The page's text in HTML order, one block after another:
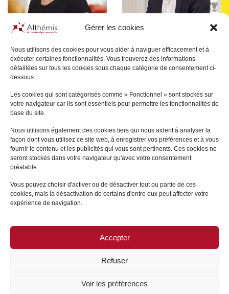
Gérer les cookies
Nous utilisons des cookies pour vous aider à naviguer efficacement et à
exécuter certaines fonctionnalités. Vous trouverez des informations
détaillées sur tous les cookies sous chaque catégorie de consentement ci-
dessous.
Les cookies qui sont catégorisés comme « Fonctionnel » sont stockés sur
votre navigateur car ils sont essentiels pour permettre les fonctionnalités de
base du site.
Nous utilisons également des cookies tiers qui nous aident à analyser la
façon dont vous utilisez ce site web, à enregistrer vos préférences et à vous
fournir le contenu et les publicités qui vous sont pertinents. Ces cookies ne
seront stockés dans votre navigateur qu'avec votre consentement
préalable.
Vous pouvez choisir d'activer ou de désactiver tout ou partie de ces
cookies, mais la désactivation de certains d'entre eux peut affecter votre
expérience de navigation.
Accepter
Refuser
Voir les préférences
SandrineLAMERAND
LYON
ThibautVÉRIÉ
LYON